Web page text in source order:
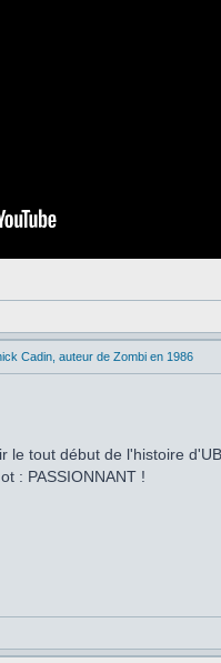
Cadin, auteur de Zombi en 1986
tout début de l'histoire
: PASSIONNANT !